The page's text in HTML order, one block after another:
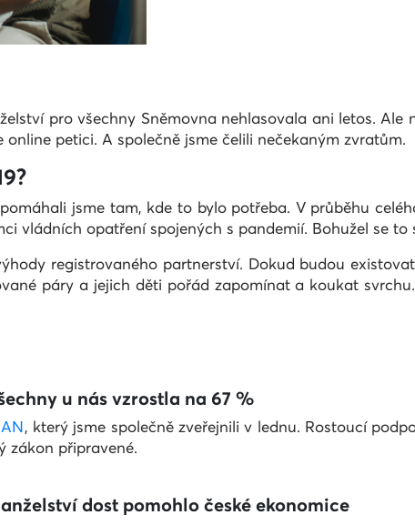
pro všechny Sněmovna nehlasovala ani letos.
petici. A společně jsme čelili nečekaným zvratům.
jsme tam, kde to bylo potřeba. V průběhu
vládních opatření spojených s pandemií. Bohužel se
registrovaného partnerství. Dokud budou
páry a jejich děti pořád zapomínat a koukat
u nás vzrostla na 67 %
, který jsme společně zveřejnili v lednu. Rostoucí
zákon připravené.
dost pomohlo české ekonomice